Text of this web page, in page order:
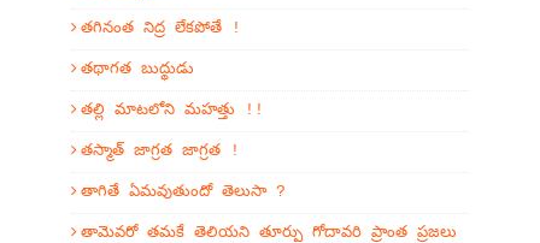
తగినంత నిద్ర లేకపోతే !
తథాగత బుద్థుడు
తల్లి మాటలోని మహత్తు !!
తస్మాత్ జాగ్రత జాగ్రత !
తాగితే ఏమవుతుందో తెలుసా ?
తామెవరో తమకే తెలియని తూర్పు గోదావరి ప్రాంత ప్రజలు